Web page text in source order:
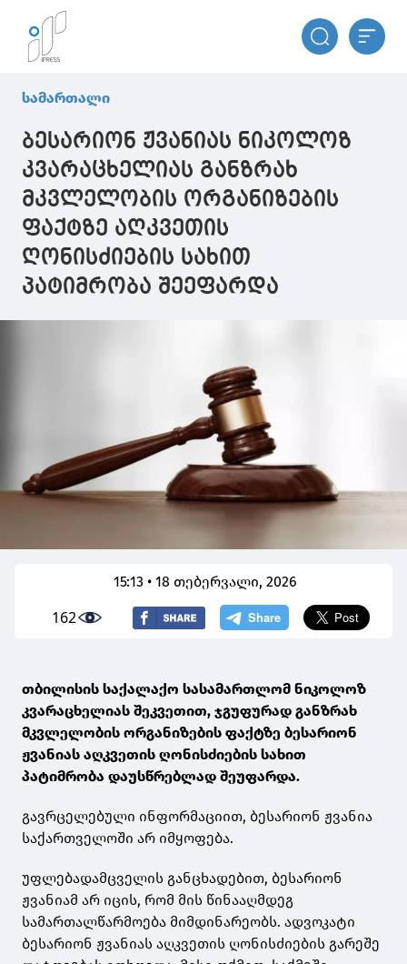
სამართალი
ბესარიონ ჟვანიას ნიკოლოზ
კვარაცხელიას განზრახ
მკვლელობის ორგანიზების
ფაქტზე აღკვეთის
ღონისძიების სახით
პატიმრობა შეეფარდა
15:13 • 18 თებერვალი, 2026
162
თბილისის საქალაქო სასამართლომ ნიკოლოზ
კვარაცხელიას შეკვეთით, ჯგუფურად განზრახ
მკვლელობის ორგანიზების ფაქტზე ბესარიონ
ჟვანიას აღკვეთის ღონისძიების სახით
პატიმრობა დაუსწრებლად შეუფარდა.
გავრცელებული ინფორმაციით, ბესარიონ ჟვანია
საქართველოში არ იმყოფება.
უფლებადამცველის განცხადებით, ბესარიონ
ჟვანიამ არ იცის, რომ მის წინააღმდეგ
სამართალწარმოება მიმდინარეობს. ადვოკატი
ბესარიონ ჟვანიას აღკვეთის ღონისძიების გარეშე